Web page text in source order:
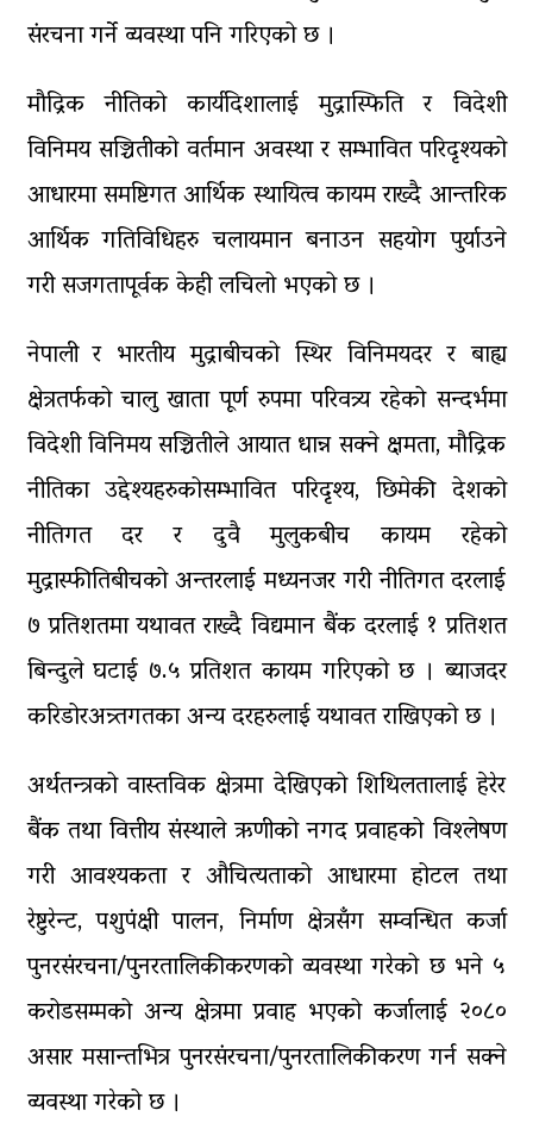
संरचना गर्ने व्यवस्था पनि गरिएको छ ।
मौद्रिक नीतिको कार्यदिशालाई मुद्रास्फिति र विदेशी
विनिमय सञ्चितीको वर्तमान अवस्था र सम्भावित परिदृश्यको
आधारमा समष्टिगत आर्थिक स्थायित्व कायम राख्दै आन्तरिक
आर्थिक गतिविधिहरु चलायमान बनाउन सहयोग पुर्याउने
गरी सजगतापूर्वक केही लचिलो भएको छ ।
नेपाली र भारतीय मुद्राबीचको स्थिर विनिमयदर र बाह्य
क्षेत्रतर्फको चालु खाता पूर्ण रुपमा परिवत्र्य रहेको सन्दर्भमा
विदेशी विनिमय सञ्चितीले आयात धान्न सक्ने क्षमता, मौद्रिक
नीतिका उद्देश्यहरुकोसम्भावित परिदृश्य, छिमेकी देशको
नीतिगत दर र दुवै मुलुकबीच कायम रहेको
मुद्रास्फीतिबीचको अन्तरलाई मध्यनजर गरी नीतिगत दरलाई
७ प्रतिशतमा यथावत राख्दै विद्यमान बैंक दरलाई १ प्रतिशत
बिन्दुले घटाई ७.५ प्रतिशत कायम गरिएको छ । ब्याजदर
करिडोरअन्र्तगतका अन्य दरहरुलाई यथावत राखिएको छ ।
अर्थतन्त्रको वास्तविक क्षेत्रमा देखिएको शिथिलतालाई हेरेर
बैंक तथा वित्तीय संस्थाले ऋणीको नगद प्रवाहको विश्लेषण
गरी आवश्यकता र औचित्यताको आधारमा होटल तथा
रेष्टुरेन्ट, पशुपंक्षी पालन, निर्माण क्षेत्रसँग सम्वन्धित कर्जा
पुनरसंरचना/पुनरतालिकीकरणको व्यवस्था गरेको छ भने ५
करोडसम्मको अन्य क्षेत्रमा प्रवाह भएको कर्जालाई २०८०
असार मसान्तभित्र पुनरसंरचना/पुनरतालिकीकरण गर्न सक्ने
व्यवस्था गरेको छ ।